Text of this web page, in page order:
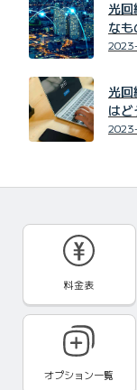
光
な
光
はど
料金表
オプション一覧